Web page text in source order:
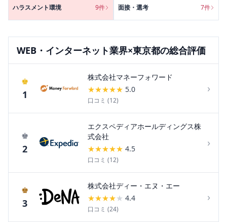
ハラスメント環境 9件 面接・選考 7件
WEB・インターネット業界×東京都の総合評価
♚
1
株式会社マネーフォワード
★★★★★ 5.0
口コミ (12)
›
♚
2
エクスペディアホールディングス株
式会社
★★★★★ 4.5
口コミ (12)
›
♚
3
株式会社ディー・エヌ・エー
★★★★★ 4.4
口コミ (24)
›